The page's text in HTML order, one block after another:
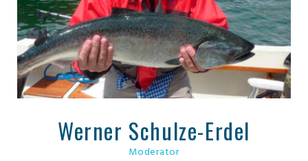
Werner Schulze-Erdel
Moderator